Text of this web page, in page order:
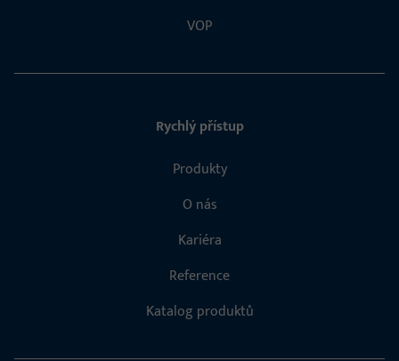
VOP
Rychlý přístup
Produkty
O nás
Kariéra
Reference
Katalog produktů